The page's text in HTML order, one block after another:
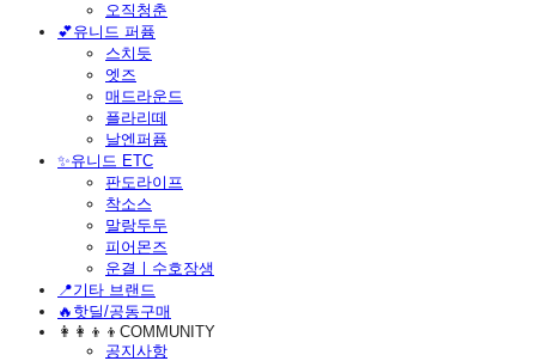
오직청춘
💕유니드 퍼퓸
스치듯
엣즈
매드라운드
플라리떼
날엔퍼퓸
​✨유니드 ETC
판도라이프
착소스
말랑두두
피어몬즈
운결ㅣ수호장생
📍기타 브랜드
🔥핫딜/공동구매
👩‍👩‍👦‍👦COMMUNITY
공지사항